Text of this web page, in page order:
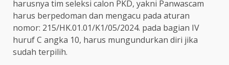
harusnya tim seleksi calon PKD, yakni Panwascam
harus berpedoman dan mengacu pada aturan
nomor: 215/HK.01.01/K1/05/2024. pada bagian IV
huruf C angka 10, harus mungundurkan diri jika
sudah terpilih.